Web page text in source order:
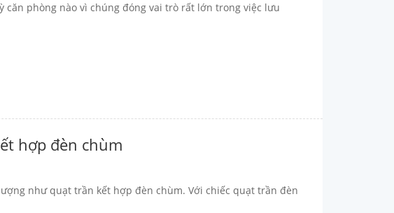
phòng nào vì chúng đóng vai trò rất lớn trong việc lưu
hợp đèn chùm
như quạt trần kết hợp đèn chùm. Với chiếc quạt trần đèn